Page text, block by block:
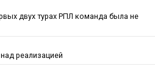
двух турах РПЛ команда была не
реализацией